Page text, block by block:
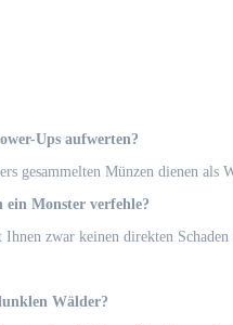
Ups aufwerten?
gesammelten Münzen dienen
ein Monster verfehle?
zwar keinen direkten
Wälder?